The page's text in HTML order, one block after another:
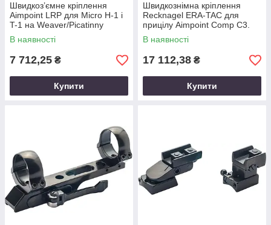
Швидкоз’ємне кріплення
Aimpoint LRP для Micro H-1 і
T-1 на Weaver/Picatinny
В наявності
7 712,25 ₴
Купити
Швидкознімна кріплення
Recknagel ERA-TAC для
прицілу Aimpoint Comp C3.
Діаметр кілець - 30 мм.
Висота підстави - 24 мм. На
В наявності
17 112,38 ₴
Купити